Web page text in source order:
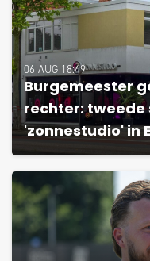
06 AUG 18:49
Burgemeester
rechter: tweede
'zonnestudio' in